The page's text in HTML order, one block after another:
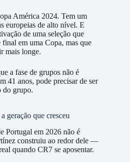
América 2024. Tem um
europeias de alto nível. E
de uma seleção que
em uma Copa, mas que
mais longe.
a fase de grupos não é
41 anos, pode precisar de ser
do grupo.
geração que cresceu
Portugal em 2026 não é
construiu ao redor dele —
quando CR7 se aposentar.